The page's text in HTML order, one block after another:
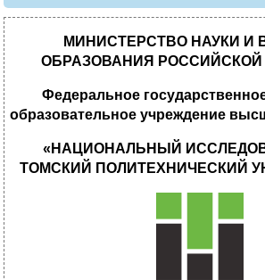
МИНИСТЕРСТВО НАУКИ И
ОБРАЗОВАНИЯ РОССИЙСКОЙ
Федеральное
образовательное учреждение
«НАЦИОНАЛЬНЫЙ
ТОМСКИЙ ПОЛИТЕХНИЧЕСКИЙ